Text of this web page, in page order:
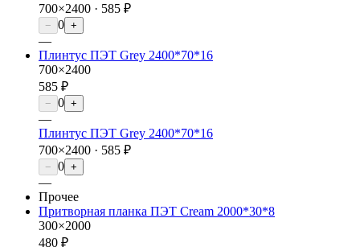
700×2400 · 585 ₽
− 0 +
—
Плинтус ПЭТ Grey 2400*70*16
700×2400
585 ₽
− 0 +
—
Плинтус ПЭТ Grey 2400*70*16
700×2400 · 585 ₽
− 0 +
—
Прочее
Притворная планка ПЭТ Cream 2000*30*8
300×2000
480 ₽